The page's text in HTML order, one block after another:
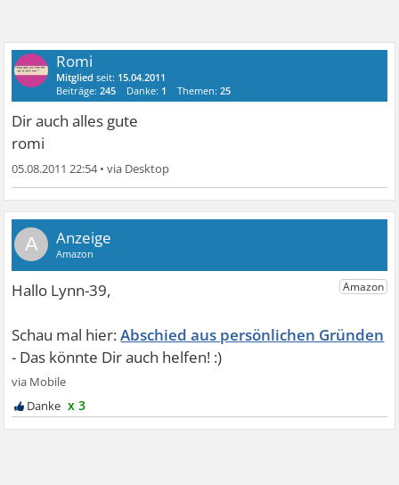
Romi
Mitglied seit: 15.04.2011
Beiträge:245 Danke: 1 Themen:25
Dir auch alles gute
romi
05.08.2011 22:54•
A
Abschied aus persönlichen Gründen
x 3